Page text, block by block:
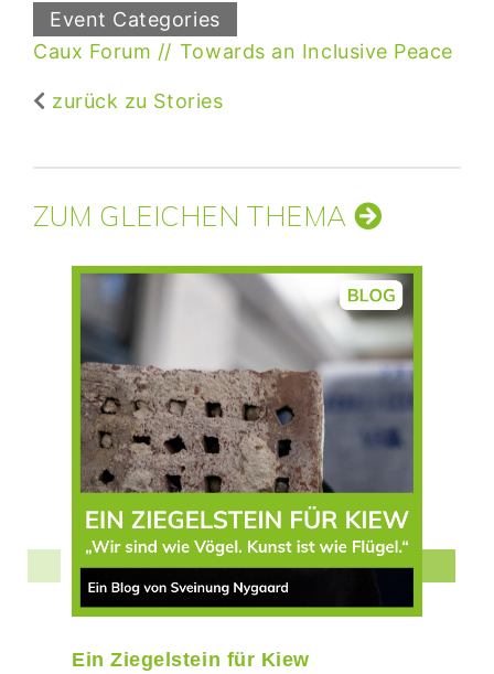
Event Categories
Caux Forum
Towards an Inclusive Peace
zurück zu Stories
ZUM GLEICHEN THEMA
Ein Ziegelstein für Kiew